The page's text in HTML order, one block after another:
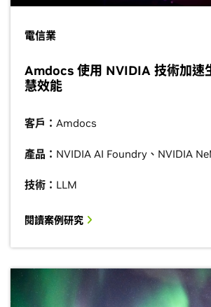
電信業
Amdocs 使用 NVIDIA 技術加速
慧效能
客戶： Amdocs
產品： NVIDIA AI Foundry、NVIDIA
技術： LLM
閱讀案例研究